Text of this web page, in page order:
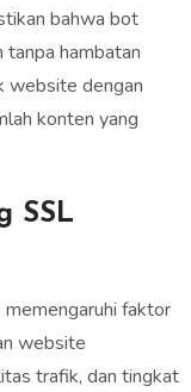
bahwa bot
tanpa hambatan
website dengan
konten yang
SSL
faktor
website
trafik, dan tingkat